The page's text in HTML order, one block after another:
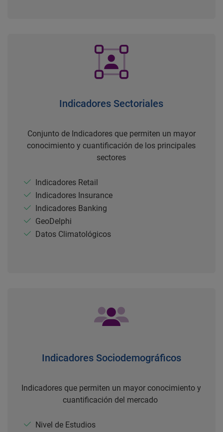
Indicadores Sectoriales
Conjunto de Indicadores que permiten un mayor
conocimiento y cuantificación de los principales
sectores
Indicadores Retail
Indicadores Insurance
Indicadores Banking
GeoDelphi
Datos Climatológicos
Indicadores Sociodemográficos
Indicadores que permiten un mayor conocimiento y
cuantificación del mercado
Nivel de Estudios